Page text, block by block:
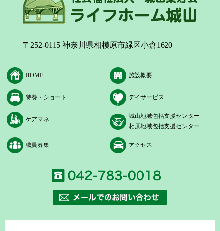
〒252-0115 神奈川県相模原市緑区小倉1620
HOME 施設概要
特養・ショート デイサービス
ケアマネ
城山地域包括支援センター
相原地域包括支援センター
職員募集 アクセス